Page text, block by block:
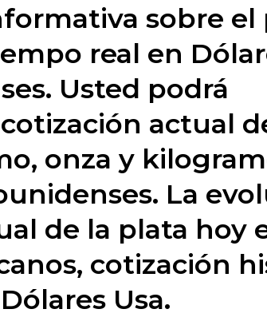
sobre el
real en
Usted podrá
actual
onza y
La
de la plata hoy
cotización
Usa.